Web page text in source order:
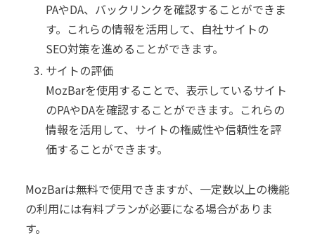
PAやDA、バックリンクを確認することができま
す。これらの情報を活用して、自社サイトの
SEO対策を進めることができます。
サイトの評価
MozBarを使用することで、表示しているサイト
のPAやDAを確認することができます。これらの
情報を活用して、サイトの権威性や信頼性を評
価することができます。
MozBarは無料で使用できますが、一定数以上の機能
の利用には有料プランが必要になる場合がありま
す。